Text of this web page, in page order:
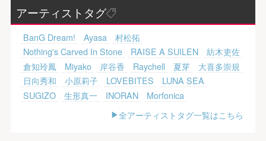
アーティストタグ
BanG Dream! Ayasa
村松拓
Nothing's Carved In Stone
RAISE A SUILEN
紡木吏佐
倉知玲鳳
Miyako 岸谷香 Raychell 夏芽
大喜多崇規
日向秀和
小原莉子 LOVEBITES
LUNA SEA
SUGIZO
生形真一 INORAN
Morfonica
全アーティストタグ一覧はこちら